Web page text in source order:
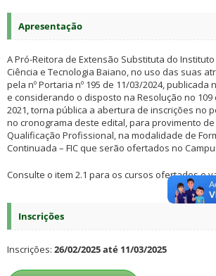
Apresentação
A Pró-Reitora de Extensão Substituta do
Ciência e Tecnologia Baiano, no uso das suas
pela nº Portaria nº 195 de 11/03/2024, publicada
e considerando o disposto na Resolução no
2021, torna pública a abertura de inscrições no
no cronograma deste edital, para provimento
Qualificação Profissional, na modalidade de
Continuada – FIC que serão ofertados no
Consulte o item 2.1 para os cursos ofertados e
Inscrições
Inscrições: 26/02/2025 até 11/03/2025